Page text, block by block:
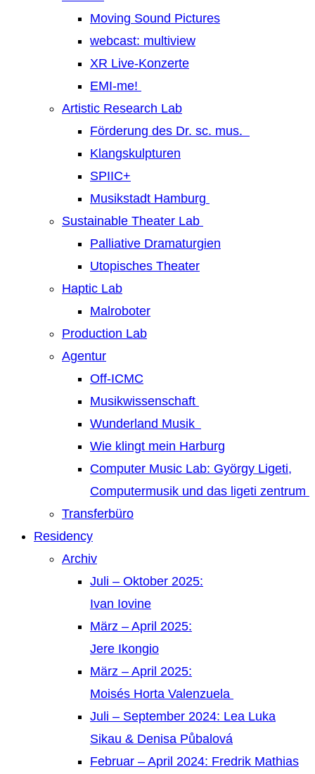
Moving Sound Pictures
webcast: multiview
XR Live-Konzerte
EMI-me!
Artistic Research Lab
Förderung des Dr. sc. mus.
Klangskulpturen
SPIIC+
Musikstadt Hamburg
Sustainable Theater Lab
Palliative Dramaturgien
Utopisches Theater
Haptic Lab
Malroboter
Production Lab
Agentur
Off-ICMC
Musikwissenschaft
Wunderland Musik
Wie klingt mein Harburg
Computer Music Lab: György Ligeti,
Computermusik und das ligeti zentrum
Transferbüro
Residency
Archiv
Juli – Oktober 2025:
Ivan Iovine
März – April 2025:
Jere Ikongio
März – April 2025:
Moisés Horta Valenzuela
Juli – September 2024: Lea Luka
Sikau & Denisa Půbalová
Februar – April 2024: Fredrik Mathias